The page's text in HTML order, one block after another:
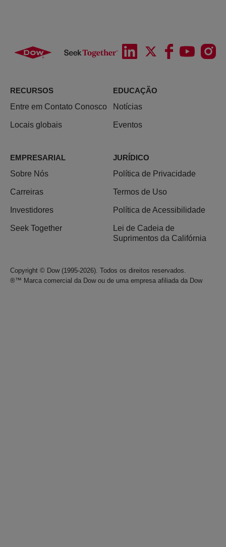
RECURSOS
Entre em Contato Conosco
Locais globais
EDUCAÇÃO
Notícias
Eventos
EMPRESARIAL
Sobre Nós
Carreiras
Investidores
Seek Together
JURÍDICO
Política de Privacidade
Termos de Uso
Política de Acessibilidade
Lei de Cadeia de
Suprimentos da Califórnia
Copyright © Dow (1995-2026). Todos os direitos reservados.
®™ Marca comercial da Dow ou de uma empresa afiliada da Dow